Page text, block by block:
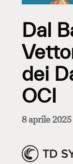
Dal
dei
OCI
8 aprile 2025